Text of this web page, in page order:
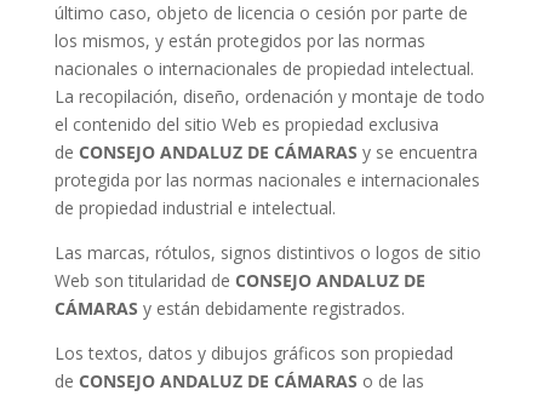
último caso, objeto de licencia o cesión por parte de
los mismos, y están protegidos por las normas
nacionales o internacionales de propiedad intelectual.
La recopilación, diseño, ordenación y montaje de todo
el contenido del sitio Web es propiedad exclusiva
de CONSEJO ANDALUZ DE CÁMARAS y se encuentra
protegida por las normas nacionales e internacionales
de propiedad industrial e intelectual.
Las marcas, rótulos, signos distintivos o logos de sitio
Web son titularidad de CONSEJO ANDALUZ DE
CÁMARAS y están debidamente registrados.
Los textos, datos y dibujos gráficos son propiedad
de CONSEJO ANDALUZ DE CÁMARAS o de las